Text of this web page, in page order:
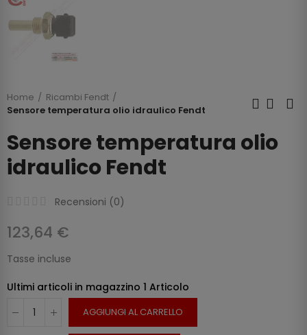
Home
Ricambi Fendt
Sensore temperatura olio idraulico Fendt
Sensore temperatura olio
idraulico Fendt
Recensioni (0)
123,64 €
Tasse incluse
Ultimi articoli in magazzino 1 Articolo
AGGIUNGI AL CARRELLO